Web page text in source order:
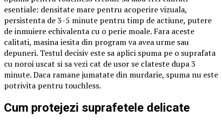
esentiale: densitate mare pentru acoperire vizuala,
persistenta de 3-5 minute pentru timp de actiune, putere
de inmuiere echivalenta cu o perie moale. Fara aceste
calitati, masina iesita din program va avea urme sau
depuneri. Testul decisiv este sa aplici spuma pe o suprafata
cu noroi uscat si sa vezi cat de usor se clateste dupa 3
minute. Daca ramane jumatate din murdarie, spuma nu este
potrivita pentru touchless.
Cum protejezi suprafetele delicate